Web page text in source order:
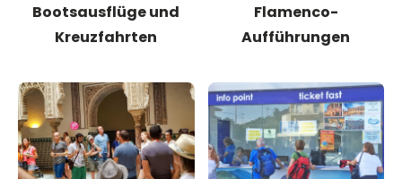
Bootsausflüge und
Kreuzfahrten
Flamenco-
Aufführungen